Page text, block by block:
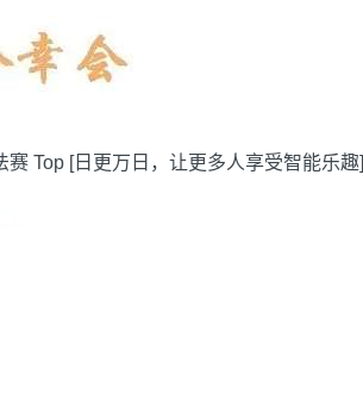
Top [日更万日，让更多人享受智能乐趣]